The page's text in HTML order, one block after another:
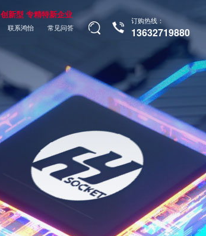
创新型 专精特新企业
订购热线：
13632719880
联系鸿怡 常见问答